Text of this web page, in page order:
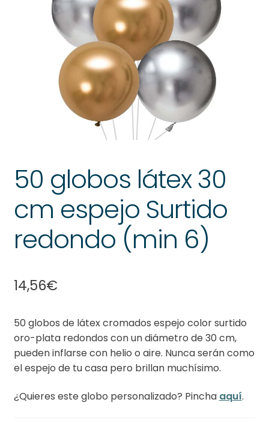
50 globos látex 30
cm espejo Surtido
redondo (min 6)
14,56€
50 globos de látex cromados espejo color surtido
oro-plata redondos con un diámetro de 30 cm,
pueden inflarse con helio o aire. Nunca serán como
el espejo de tu casa pero brillan muchísimo.
¿Quieres este globo personalizado? Pincha aquí.